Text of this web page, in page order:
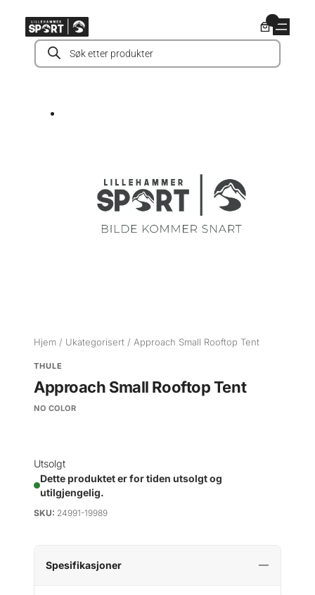
innholdProducts
search
Hjem / Ukategorisert / Approach Small Rooftop Tent
THULE
Approach Small Rooftop Tent
NO COLOR
Utsolgt
Dette produktet er for tiden utsolgt og
utilgjengelig.
SKU: 24991-19989
Spesifikasjoner